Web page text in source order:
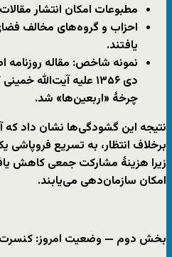
مطبوعات امکان انتشار
احزاب و گروه‌های مخالف
یافتند.
نمونه شاخص: مقاله روزنامه
دی ۱۳۵۶ علیه آیت‌الله
چرخهٔ «اربعین‌ها» شد.
نتیجه این گشودگی‌ها نشان داد که
برخلاف انتظار، به تسریع
زیرا هزینهٔ مشارکت جمعی کاهش
امکان سازمان‌دهی می‌یابند.
بخش دوم — وضعیت امروز: کنسرت